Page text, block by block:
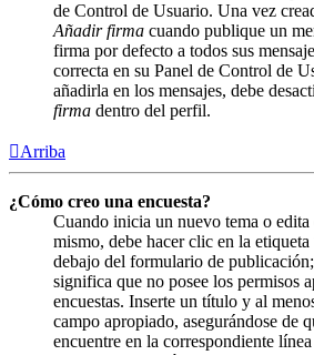
de Control de Usuario. Una vez
Añadir firma cuando publique un
firma por defecto a todos sus
correcta en su Panel de Control de
añadirla en los mensajes, debe
firma dentro del perfil.
Arriba
¿Cómo creo una encuesta?
Cuando inicia un nuevo tema o
mismo, debe hacer clic en la
debajo del formulario de
significa que no posee los permisos
encuestas. Inserte un título y al
campo apropiado, asegurándose de
encuentre en la correspondiente